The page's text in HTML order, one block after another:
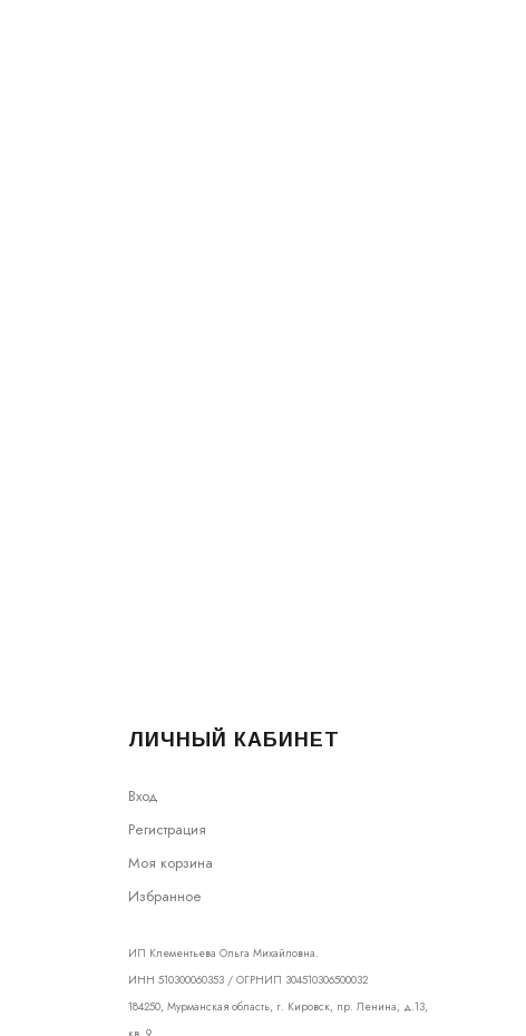
ЛИЧНЫЙ КАБИНЕТ
Вход
Регистрация
Моя корзина
Избранное
ИП Клементьева Ольга Михайловна.
ИНН 510300060353 / ОГРНИП 304510306500032
184250, Мурманская область, г. Кировск, пр. Ленина, д.13,